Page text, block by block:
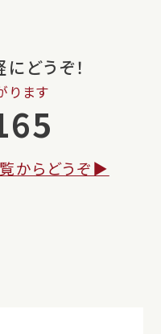
どうぞ！
ります
からどうぞ▶︎